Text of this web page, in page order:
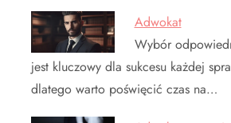
Adwokat
Wybór
jest kluczowy dla sukcesu każdej
dlatego warto poświęcić czas na…